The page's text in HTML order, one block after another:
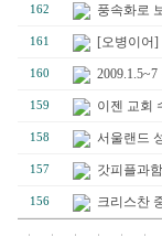
162 풍속화로
161 [오병이어]
160
159 이젠 교회
158 서울랜드
157 갓피플과
156 크리스찬